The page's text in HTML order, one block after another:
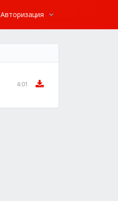
Авторизация
4:01